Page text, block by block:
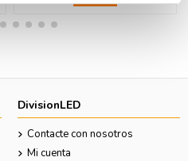
DivisionLED
Contacte con nosotros
Mi cuenta